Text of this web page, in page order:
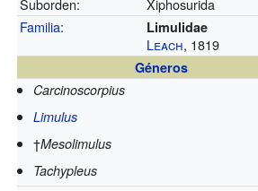
Suborden:
Xiphosurida
Familia: Limulidae
Leach, 1819
Géneros
Carcinoscorpius
Limulus
†Mesolimulus
Tachypleus